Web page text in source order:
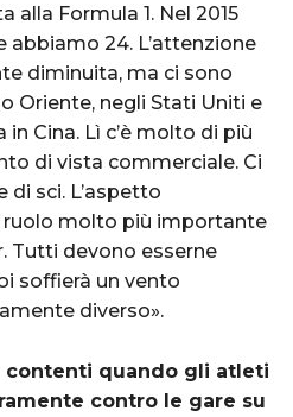
alla Formula 1. Nel 2015
abbiamo 24. L’attenzione
diminuita, ma ci sono
Oriente, negli Stati Uniti e
Cina. Lì c’è molto di più
di vista commerciale. Ci
di sci. L’aspetto
ruolo molto più importante
Tutti devono esserne
soffierà un vento
diverso».
contenti quando gli atleti
contro le gare su